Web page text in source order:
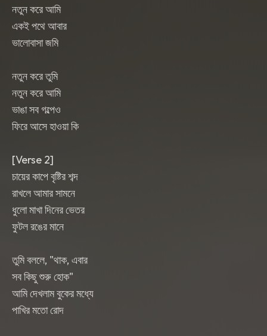
নতুন করে আমি
একই পথে আবার
ভালোবাসা জমি
নতুন করে তুমি
নতুন করে আমি
ভাঙা সব গল্পেও
ফিরে আসে হাওয়া কি
[Verse 2]
চায়ের কাপে বৃষ্টির শব্দ
রাখলে আমার সামনে
ধুলো মাখা দিনের ভেতর
ফুটল রঙের মানে
তুমি বললে, "থাক, এবার
সব কিছু শুরু হোক"
আমি দেখলাম বুকের মধ্যে
পাখির মতো রোদ